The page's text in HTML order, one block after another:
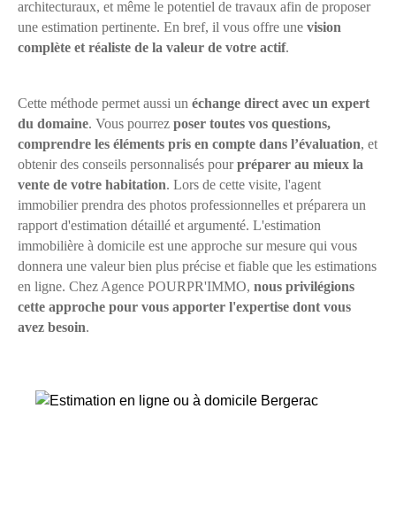
architecturaux, et même le potentiel de travaux afin de proposer
une estimation pertinente. En bref, il vous offre une vision
complète et réaliste de la valeur de votre actif.
Cette méthode permet aussi un échange direct avec un expert
du domaine. Vous pourrez poser toutes vos questions,
comprendre les éléments pris en compte dans l’évaluation, et
obtenir des conseils personnalisés pourpréparer au mieux la
vente de votre habitation. Lors de cette visite, l'agent
immobilier prendra des photos professionnelles et préparera un
rapport d'estimation détaillé et argumenté. L'estimation
immobilière à domicile est une approche sur mesure qui vous
donnera une valeur bien plus précise et fiable que les estimations
en ligne. Chez Agence POURPR'IMMO, nous privilégions
cette approche pour vous apporter l'expertise dont vous
avez besoin.